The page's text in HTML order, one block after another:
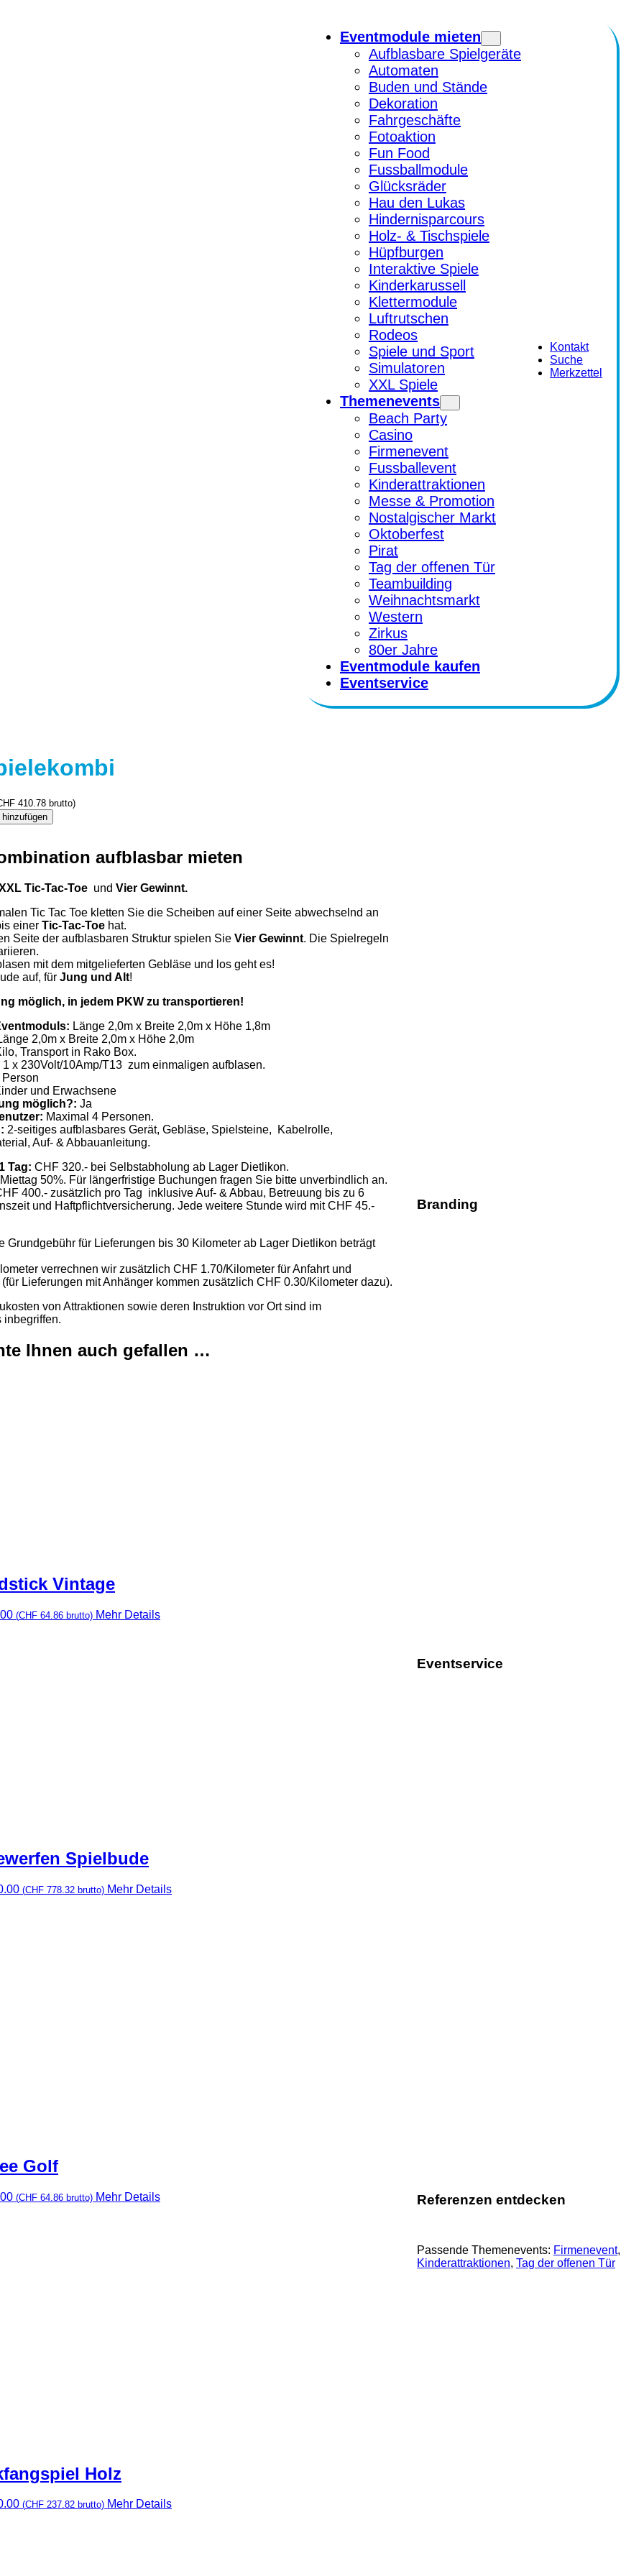
Eventmodule mieten
Aufblasbare Spielgeräte
Automaten
Buden und Stände
Dekoration
Fahrgeschäfte
Fotoaktion
Fun Food
Fussballmodule
Glücksräder
Hau den Lukas
Hindernisparcours
Holz- & Tischspiele
Hüpfburgen
Interaktive Spiele
Kinderkarussell
Klettermodule
Luftrutschen
Rodeos
Spiele und Sport
Simulatoren
XXL Spiele
Themenevents
Beach Party
Casino
Firmenevent
Fussballevent
Kinderattraktionen
Messe & Promotion
Nostalgischer Markt
Oktoberfest
Pirat
Tag der offenen Tür
Teambuilding
Weihnachtsmarkt
Western
Zirkus
80er Jahre
Eventmodule kaufen
Eventservice
Kontakt
Suche
Merkzettel
410.78 brutto)
aufblasbar mieten
Tic-Tac-Toe und Vier Gewinnt.
Tic Tac Toe kletten Sie die Scheiben auf einer Seite abwechselnd an
einer Tic-Tac-Toe hat.
Seite der aufblasbaren Struktur spielen Sie Vier Gewinnt. Die Spielregeln
mit dem mitgelieferten Gebläse und los geht es!
auf, für Jung und Alt!
möglich, in jedem PKW zu transportieren!
Länge 2,0m x Breite 2,0m x Höhe 1,8m
2,0m x Breite 2,0m x Höhe 2,0m
Transport in Rako Box.
1 x 230Volt/10Amp/T13 zum einmaligen aufblasen.
Person
und Erwachsene
möglich?: Ja
Maximal 4 Personen.
2-seitiges aufblasbares Gerät, Gebläse, Spielsteine, Kabelrolle,
Auf- & Abbauanleitung.
Tag: CHF 320.- bei Selbstabholung ab Lager Dietlikon.
50%. Für längerfristige Buchungen fragen Sie bitte unverbindlich an.
400.- zusätzlich pro Tag inklusive Auf- & Abbau, Betreuung bis zu 6
und Haftpflichtversicherung. Jede weitere Stunde wird mit CHF 45.-
Grundgebühr für Lieferungen bis 30 Kilometer ab Lager Dietlikon beträgt
verrechnen wir zusätzlich CHF 1.70/Kilometer für Anfahrt und
Lieferungen mit Anhänger kommen zusätzlich CHF 0.30/Kilometer dazu).
von Attraktionen sowie deren Instruktion vor Ort sind im
inbegriffen.
Ihnen auch gefallen …
Vintage
(CHF 64.86 brutto) Mehr Details
Spielbude
(CHF 778.32 brutto) Mehr Details
Golf
(CHF 64.86 brutto) Mehr Details
Holz
(CHF 237.82 brutto) Mehr Details
Branding
Eventservice
Referenzen entdecken
Passende Themenevents: Firmenevent
Kinderattraktionen, Tag der offenen Tür